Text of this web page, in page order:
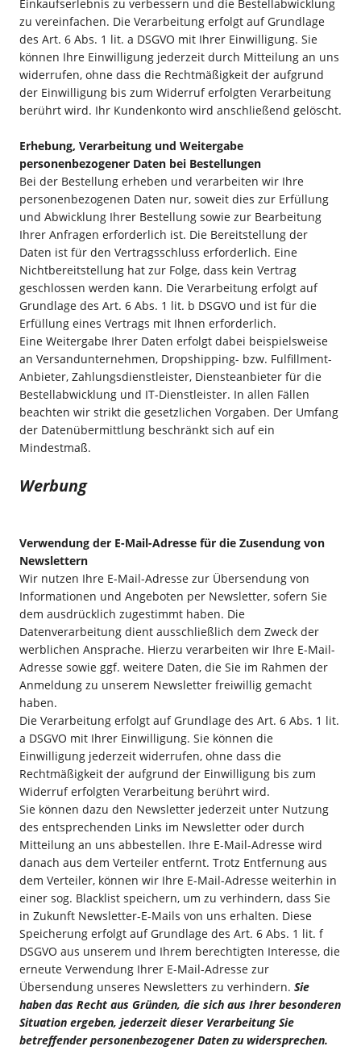
Einkaufserlebnis zu verbessern und die Bestellabwicklung
zu vereinfachen. Die Verarbeitung erfolgt auf Grundlage
des Art. 6 Abs. 1 lit. a DSGVO mit Ihrer Einwilligung. Sie
können Ihre Einwilligung jederzeit durch Mitteilung an uns
widerrufen, ohne dass die Rechtmäßigkeit der aufgrund
der Einwilligung bis zum Widerruf erfolgten Verarbeitung
berührt wird. Ihr Kundenkonto wird anschließend gelöscht.
Erhebung, Verarbeitung und Weitergabe
personenbezogener Daten bei Bestellungen
Bei der Bestellung erheben und verarbeiten wir Ihre
personenbezogenen Daten nur, soweit dies zur Erfüllung
und Abwicklung Ihrer Bestellung sowie zur Bearbeitung
Ihrer Anfragen erforderlich ist. Die Bereitstellung der
Daten ist für den Vertragsschluss erforderlich. Eine
Nichtbereitstellung hat zur Folge, dass kein Vertrag
geschlossen werden kann. Die Verarbeitung erfolgt auf
Grundlage des Art. 6 Abs. 1 lit. b DSGVO und ist für die
Erfüllung eines Vertrags mit Ihnen erforderlich.
Eine Weitergabe Ihrer Daten erfolgt dabei beispielsweise
an Versandunternehmen, Dropshipping- bzw. Fulfillment-
Anbieter, Zahlungsdienstleister, Diensteanbieter für die
Bestellabwicklung und IT-Dienstleister. In allen Fällen
beachten wir strikt die gesetzlichen Vorgaben. Der Umfang
der Datenübermittlung beschränkt sich auf ein
Mindestmaß.
Werbung
Verwendung der E-Mail-Adresse für die Zusendung von
Newslettern
Wir nutzen Ihre E-Mail-Adresse zur Übersendung von
Informationen und Angeboten per Newsletter, sofern Sie
dem ausdrücklich zugestimmt haben. Die
Datenverarbeitung dient ausschließlich dem Zweck der
werblichen Ansprache. Hierzu verarbeiten wir Ihre E-Mail-
Adresse sowie ggf. weitere Daten, die Sie im Rahmen der
Anmeldung zu unserem Newsletter freiwillig gemacht
haben.
Die Verarbeitung erfolgt auf Grundlage des Art. 6 Abs. 1 lit.
a DSGVO mit Ihrer Einwilligung. Sie können die
Einwilligung jederzeit widerrufen, ohne dass die
Rechtmäßigkeit der aufgrund der Einwilligung bis zum
Widerruf erfolgten Verarbeitung berührt wird.
Sie können dazu den Newsletter jederzeit unter Nutzung
des entsprechenden Links im Newsletter oder durch
Mitteilung an uns abbestellen. Ihre E-Mail-Adresse wird
danach aus dem Verteiler entfernt. Trotz Entfernung aus
dem Verteiler, können wir Ihre E-Mail-Adresse weiterhin in
einer sog. Blacklist speichern, um zu verhindern, dass Sie
in Zukunft Newsletter-E-Mails von uns erhalten. Diese
Speicherung erfolgt auf Grundlage des Art. 6 Abs. 1 lit. f
DSGVO aus unserem und Ihrem berechtigten Interesse, die
erneute Verwendung Ihrer E-Mail-Adresse zur
Übersendung unseres Newsletters zu verhindern. Sie
haben das Recht aus Gründen, die sich aus Ihrer besonderen
Situation ergeben, jederzeit dieser Verarbeitung Sie
betreffender personenbezogener Daten zu widersprechen.